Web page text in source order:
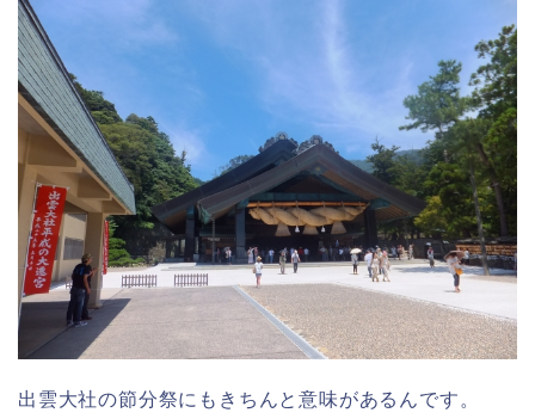
出雲大社の節分祭にもきちんと意味があるんです。